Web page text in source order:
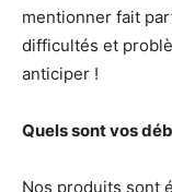
mentionner fait
difficultés et
anticiper !
Quels sont vos
Nos produits sont